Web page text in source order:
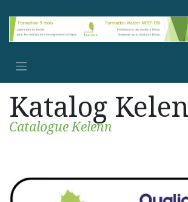
Katalog
Catalogue Kelenn